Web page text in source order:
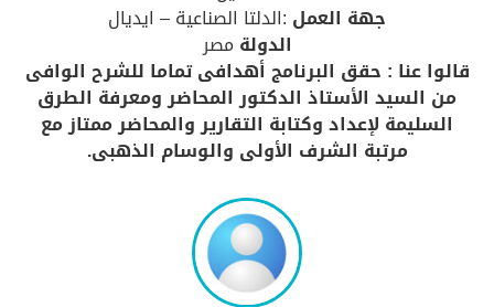
جهة العمل :الدلتا الصناعية – ايديال
الدولة مصر
قالوا عنا : حقق البرنامج أهدافى تماما للشرح الوافى
من السيد الأستاذ الدكتور المحاضر ومعرفة الطرق
السليمة لإعداد وكتابة التقارير والمحاضر ممتاز مع
مرتبة الشرف الأولى والوسام الذهبى.